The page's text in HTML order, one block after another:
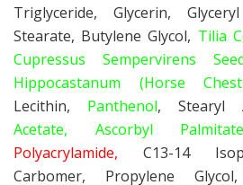
Triglyceride, Glycerin,
Stearate, Butylene Glycol, Tilia
Cupressus Sempervirens
Hippocastanum (Horse
Lecithin, Panthenol, Stearyl
Acetate, Ascorbyl
Polyacrylamide, C13-14
Carbomer, Propylene